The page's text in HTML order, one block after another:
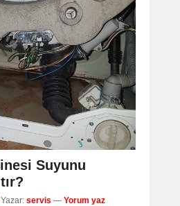
Suyunu
Yazar: servis — Yorum yaz